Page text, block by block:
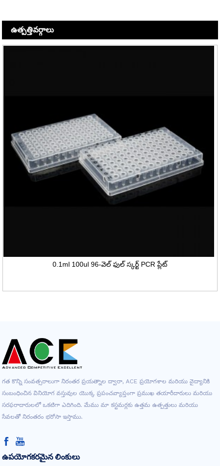
ఉత్పత్తివర్గాలు
0.1ml 100ul 96-వెల్ ఫుల్ స్కర్ట్ PCR ప్లేట్
గత కొన్ని సంవత్సరాలుగా నిరంతర ప్రయత్నాల ద్వారా, ACE ప్రయోగశాల మరియు వైద్యానికి
సంబంధించిన వినియోగ వస్తువుల యొక్క ప్రపంచవ్యాప్తంగా ప్రముఖ తయారీదారులు మరియు
సరఫరాదారులలో ఒకటిగా ఎదిగింది. మేము మా కస్టమర్లకు ఉత్తమ ఉత్పత్తులు మరియు
సేవలతో నిరంతరం భరోసా ఇస్తాము.
ఉపయోగకరమైన లింకులు